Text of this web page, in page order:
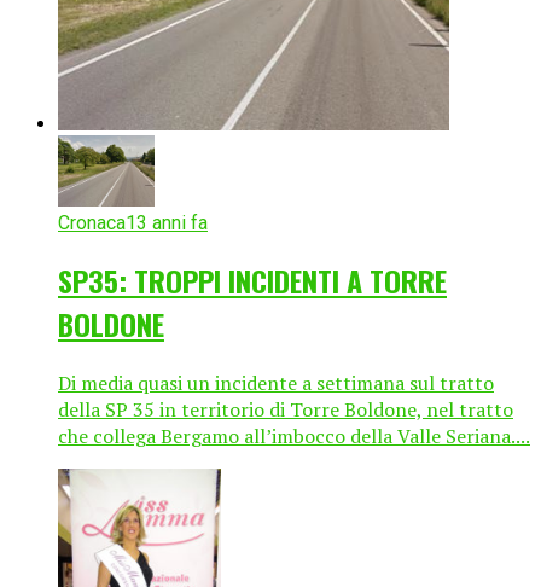
Cronaca13 anni fa
SP35: TROPPI INCIDENTI A TORRE
BOLDONE
Di media quasi un incidente a settimana sul tratto
della SP 35 in territorio di Torre Boldone, nel tratto
che collega Bergamo all’imbocco della Valle Seriana....